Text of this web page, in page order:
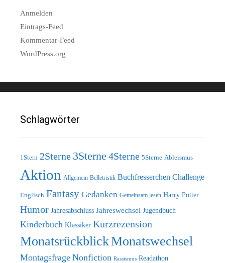
Anmelden
Eintrags-Feed
Kommentar-Feed
WordPress.org
Schlagwörter
1Stern 2Sterne 3Sterne 4Sterne 5Sterne Ableismus
Aktion Allgemein Belletristik Buchfresserchen Challenge
Englisch Fantasy Gedanken Gemeinsam lesen Harry Potter
Humor Jahresabschluss Jahreswechsel Jugendbuch
Kinderbuch Klassiker Kurzrezension
MonatsrückblickMonatswechsel
Montagsfrage Nonfiction Rassismus Readathon